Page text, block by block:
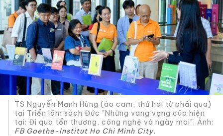
TS Nguyễn Mạnh Hùng (áo cam, thứ hai từ phải qua)
tại Triển lãm sách Đức "Những vang vọng của hiện
tại: Đi qua tổn thương, công nghệ và ngày mai". Ảnh:
FB Goethe-Institut Ho Chi Minh City.